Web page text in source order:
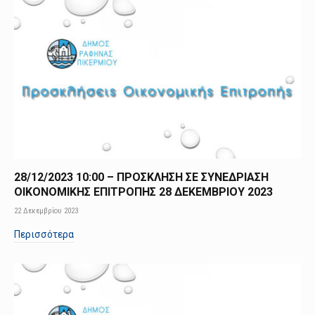
28/12/2023 10:00 – ΠΡΟΣΚΛΗΣΗ ΣΕ ΣΥΝΕΔΡΙΑΣΗ
ΟΙΚΟΝΟΜΙΚΗΣ ΕΠΙΤΡΟΠΗΣ 28 ΔΕΚΕΜΒΡΙΟΥ 2023
22 Δεκεμβρίου 2023
Περισσότερα